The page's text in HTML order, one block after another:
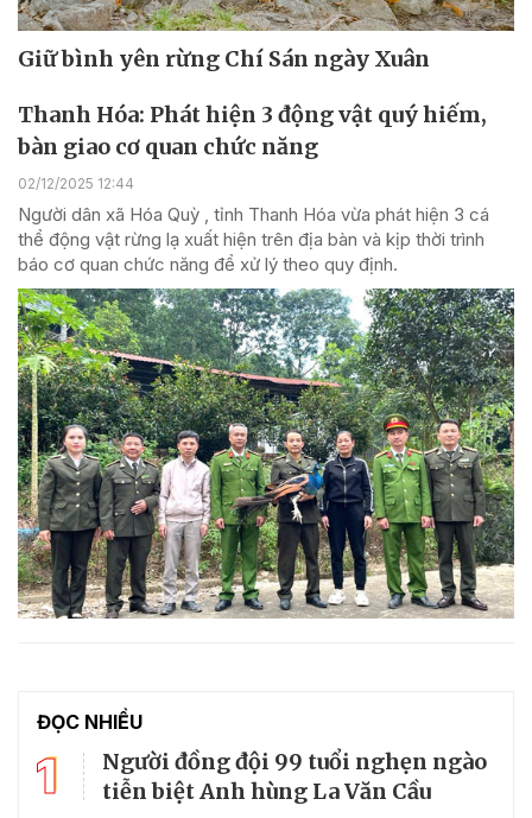
Giữ bình yên rừng Chí Sán ngày Xuân
Thanh Hóa: Phát hiện 3 động vật quý hiếm,
bàn giao cơ quan chức năng
02/12/2025 12:44
Người dân xã Hóa Quỳ , tỉnh Thanh Hóa vừa phát hiện 3 cá
thể động vật rừng lạ xuất hiện trên địa bàn và kịp thời trình
báo cơ quan chức năng để xử lý theo quy định.
ĐỌC NHIỀU
1
Người đồng đội 99 tuổi nghẹn ngào
tiễn biệt Anh hùng La Văn Cầu